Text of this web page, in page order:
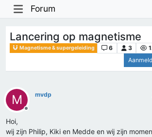
Forum
Lancering op magnetisme
Magnetisme & supergeleiding 6 3
M
Offline
mvdp
Hoi,
wij zijn Philip, Kiki en Medde en wij zijn